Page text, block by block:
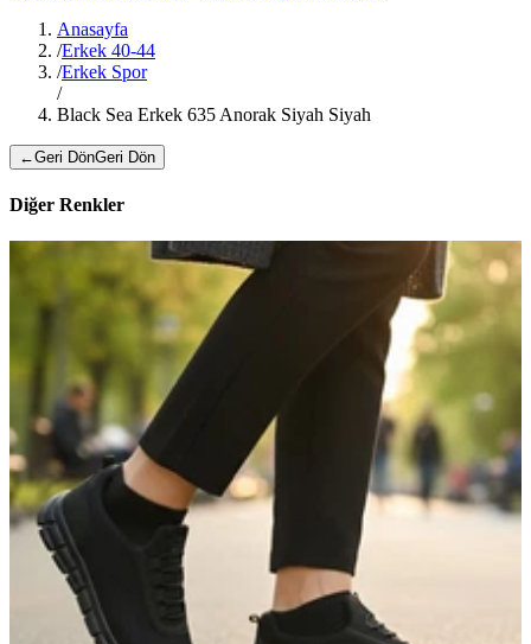
Anasayfa
/Erkek 40-44
/Erkek Spor
/
Black Sea Erkek 635 Anorak Siyah Siyah
←Geri DönGeri Dön
Diğer Renkler